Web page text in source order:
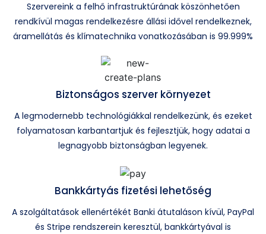
Szervereink a felhő infrastruktúrának köszönhetően
rendkívül magas rendelkezésre állási idővel rendelkeznek,
áramellátás és klímatechnika vonatkozásában is 99.999%
Biztonságos szerver környezet
A legmodernebb technológiákkal rendelkezünk, és ezeket
folyamatosan karbantartjuk és fejlesztjük, hogy adatai a
legnagyobb biztonságban legyenek.
Bankkártyás fizetési lehetőség
A szolgáltatások ellenértékét Banki átutaláson kívül, PayPal
és Stripe rendszerein keresztül, bankkártyával is